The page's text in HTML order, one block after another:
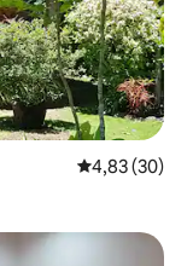
Prosječna
4,83 (30)